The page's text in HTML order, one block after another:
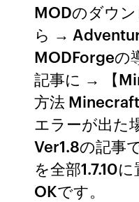
MODのダウ
ら →
MODForgeの
記事に → 【
方法
エラーが出た
Ver1.8の記事
を全部1.7.10
OKです。